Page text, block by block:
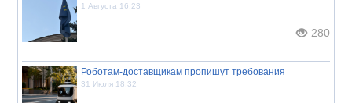
1 Августа 16:23
280
Роботам-доставщикам пропишут требования
31 Июля 18:32